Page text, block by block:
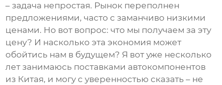
– задача непростая. Рынок переполнен
предложениями, часто с заманчиво низкими
ценами. Но вот вопрос: что мы получаем за эту
цену? И насколько эта экономия может
обойтись нам в будущем? Я вот уже несколько
лет занимаюсь поставками автокомпонентов
из Китая, и могу с уверенностью сказать – не